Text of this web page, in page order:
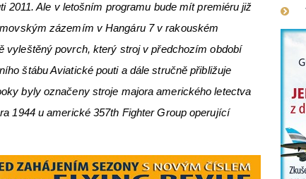
2011. Ale v letošním programu bude mít premiéru již
zázemím v Hangáru 7 v rakouském
vyleštěný povrch, který stroj v předchozím období
štábu Aviatické pouti a dále stručně přibližuje
byly označeny stroje majora amerického letectva
1944 u americké 357th Fighter Group operující